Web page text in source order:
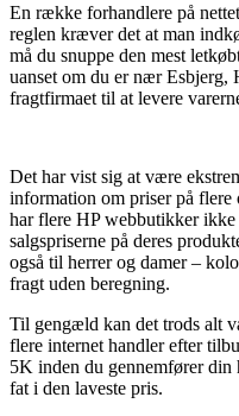
En række forhandlere på
reglen kræver det at man
må du snuppe den mest
uanset om du er nær
fragtfirmaet til at levere
Det har vist sig at være
information om priser på
har flere HP webbutikker
salgspriserne på deres
også til herrer og damer –
fragt uden beregning.
Til gengæld kan det trods alt
flere internet handler efter
5K inden du gennemfører din
fat i den laveste pris.